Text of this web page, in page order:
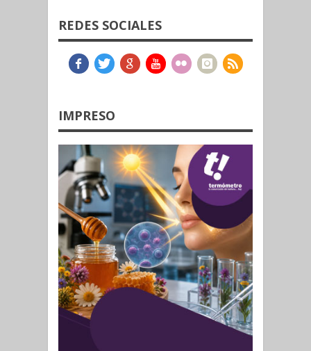
REDES SOCIALES
IMPRESO